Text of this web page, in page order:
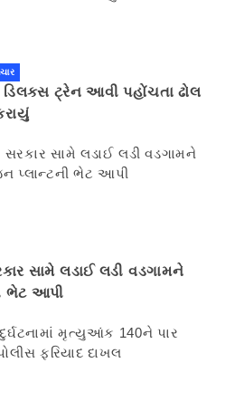
ડિલક્સ ટ્રેન આવી પહોંચતા ઢોલ
સામે લડાઈ લડી વડગામને
ભેટ આપી